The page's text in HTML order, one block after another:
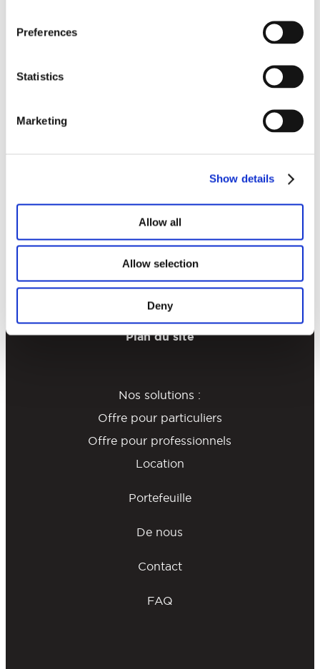
Preferences
Statistics
Marketing
Show details
Allow all
Allow selection
Deny
ContainerConcepts transforme des
conteneurs maritimes depuis 2017
sous la bannière deMega Industrial
Engineering. Construire ou rénover
? Nous avons certainement un
Plan du site
Nos solutions :
Offre pour particuliers
Offre pour professionnels
Location
Portefeuille
De nous
Contact
FAQ